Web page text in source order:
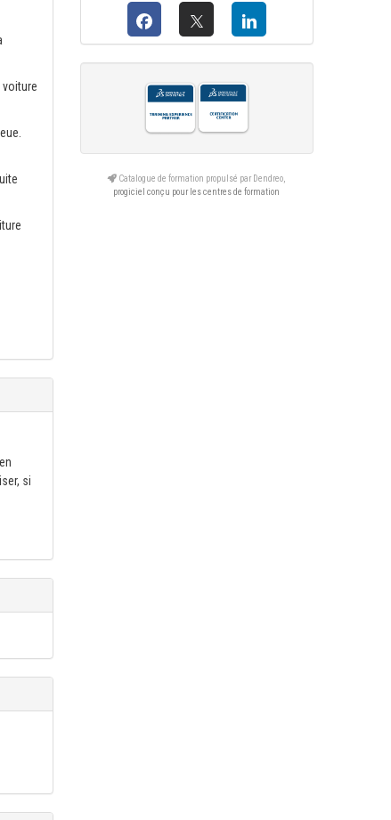
voiture
si
Catalogue de formation propulsé par Dendreo,
progiciel conçu pour les centres de formation